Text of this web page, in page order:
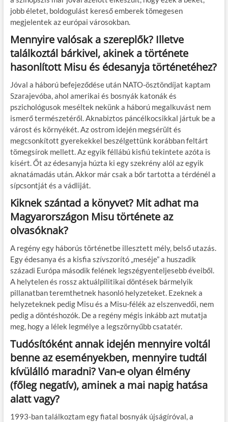
jobb életet, boldogulást kereső emberek tömegesen
megjelentek az európai városokban.
Mennyire valósak a szereplők? Illetve
találkoztál bárkivel, akinek a története
hasonlított Misu és édesanyja történetéhez?
Jóval a háború befejeződése után NATO-ösztöndíjat kaptam
Szarajevóba, ahol amerikai és bosnyák katonák és
pszichológusok meséltek nekünk a háború megalkuvást nem
ismerő természetéről. Aknabiztos páncélkocsikkal jártuk be a
várost és környékét. Az ostrom idején megsérült és
megcsonkított gyerekekkel beszélgettünk korábban feltárt
tömegsírok mellett. Az egyik féllábú kisfiú tekintete azóta is
kísért. Őt az édesanyja húzta ki egy szekrény alól az egyik
aknatámadás után. Akkor már csak a bőr tartotta a térdénél a
sípcsontját és a vádliját.
Kiknek szántad a könyvet? Mit adhat ma
Magyarországon Misu története az
olvasóknak?
A regény egy háborús történetbe illesztett mély, belső utazás.
Egy édesanya és a kisfia szívszorító „meséje” a huszadik
századi Európa második felének legszégyenteljesebb éveiből.
A helytelen és rossz aktuálpilitikai döntések bármelyik
pillanatban teremthetnek hasonló helyzeteket. Ezeknek a
helyzeteknek pedig Misu és a Misu-félék az elszenvedői, nem
pedig a döntéshozók. De a regény mégis inkább azt mutatja
meg, hogy a lélek legmélye a legszörnyűbb csatatér.
Tudósítóként annak idején mennyire voltál
benne az eseményekben, mennyire tudtál
kívülálló maradni? Van-e olyan élmény
(főleg negatív), aminek a mai napig hatása
alatt vagy?
1993-ban találkoztam egy fiatal bosnyák újságíróval, a